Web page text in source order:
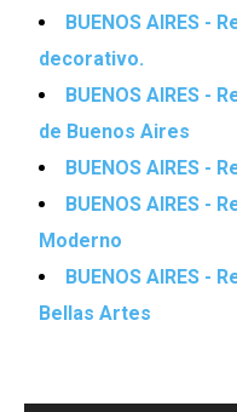
BUENOS AIRES -
decorativo.
BUENOS AIRES -
de Buenos Aires
BUENOS AIRES -
BUENOS AIRES -
Moderno
BUENOS AIRES -
Bellas Artes